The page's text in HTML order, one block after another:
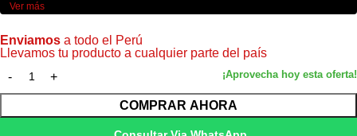
Color Negro
Volumen 8 ml
dye-based para texto de alto
contraste
Ver más
Enviamos a todo el Perú
Llevamos tu producto a cualquier parte del país
COMPRAR AHORA